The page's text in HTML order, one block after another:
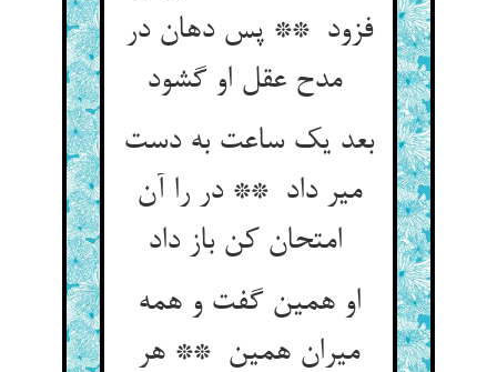
فزود ** پس دهان در
مدح عقل او گشود
بعد یک ساعت به دست
میر داد ** در را آن
امتحان کن باز داد
او همین گفت و همه
میران همین ** هر